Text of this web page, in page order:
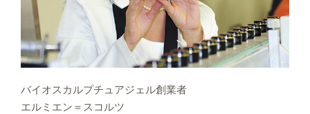
バイオスカルプチュアジェル創業者
エルミエン＝スコルツ